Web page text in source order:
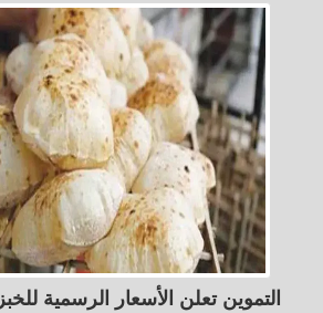
التموين تعلن الأسعار الرسمية للخبز